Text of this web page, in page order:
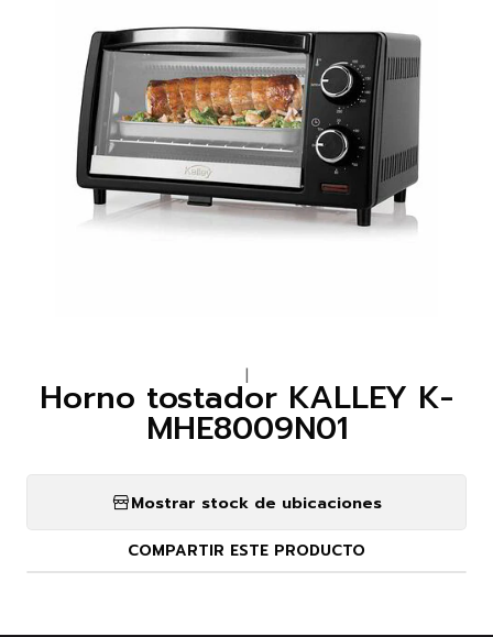
|
Horno tostador KALLEY K-
MHE8009N01
Mostrar stock de ubicaciones
COMPARTIR ESTE PRODUCTO